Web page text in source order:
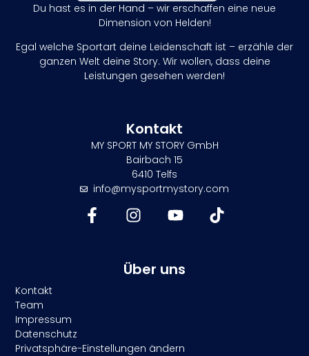
Du hast es in der Hand – wir erschaffen eine neue
Dimension von Helden!
Egal welche Sportart deine Leidenschaft ist – erzähle der
ganzen Welt deine Story. Wir wollen, dass deine
Leistungen gesehen werden!
Kontakt
MY SPORT MY STORY GmbH
Bairbach 15
6410 Telfs
info@mysportmystory.com
Über uns
Kontakt
Team
Impressum
Datenschutz
Privatsphäre-Einstellungen ändern